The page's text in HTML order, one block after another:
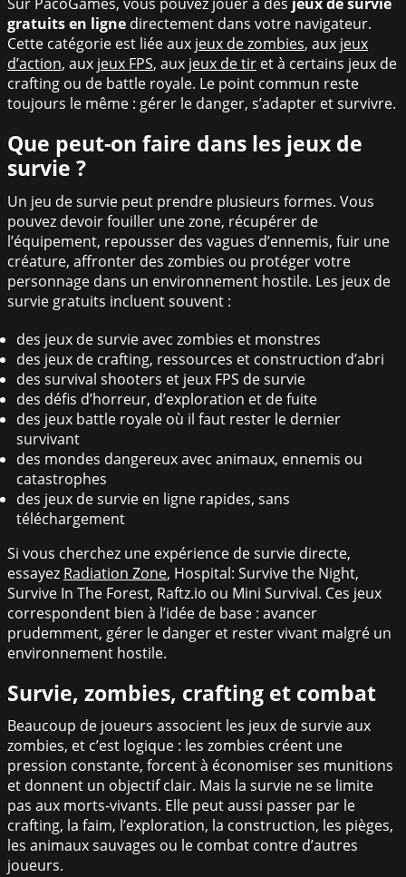
Sur PacoGames, vous pouvez jouer à des jeux de survie
gratuits en ligne directement dans votre navigateur.
Cette catégorie est liée aux jeux de zombies, aux jeux
d’action, aux jeux FPS, aux jeux de tir et à certains jeux de
crafting ou de battle royale. Le point commun reste
toujours le même : gérer le danger, s’adapter et survivre.
Que peut-on faire dans les jeux de
survie ?
Un jeu de survie peut prendre plusieurs formes. Vous
pouvez devoir fouiller une zone, récupérer de
l’équipement, repousser des vagues d’ennemis, fuir une
créature, affronter des zombies ou protéger votre
personnage dans un environnement hostile. Les jeux de
survie gratuits incluent souvent :
des jeux de survie avec zombies et monstres
des jeux de crafting, ressources et construction d’abri
des survival shooters et jeux FPS de survie
des défis d’horreur, d’exploration et de fuite
des jeux battle royale où il faut rester le dernier
survivant
des mondes dangereux avec animaux, ennemis ou
catastrophes
des jeux de survie en ligne rapides, sans
téléchargement
Si vous cherchez une expérience de survie directe,
essayez Radiation Zone, Hospital: Survive the Night,
Survive In The Forest, Raftz.io ou Mini Survival. Ces jeux
correspondent bien à l’idée de base : avancer
prudemment, gérer le danger et rester vivant malgré un
environnement hostile.
Survie, zombies, crafting et combat
Beaucoup de joueurs associent les jeux de survie aux
zombies, et c’est logique : les zombies créent une
pression constante, forcent à économiser ses munitions
et donnent un objectif clair. Mais la survie ne se limite
pas aux morts-vivants. Elle peut aussi passer par le
crafting, la faim, l’exploration, la construction, les pièges,
les animaux sauvages ou le combat contre d’autres
joueurs.